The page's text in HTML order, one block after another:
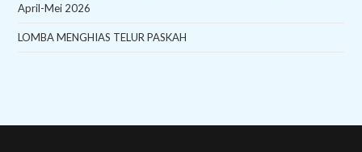
April-Mei 2026
LOMBA MENGHIAS TELUR PASKAH